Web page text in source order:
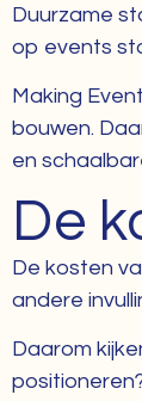
Duurzame
op events
Making
bouwen.
en
De
De kosten
andere
Daarom